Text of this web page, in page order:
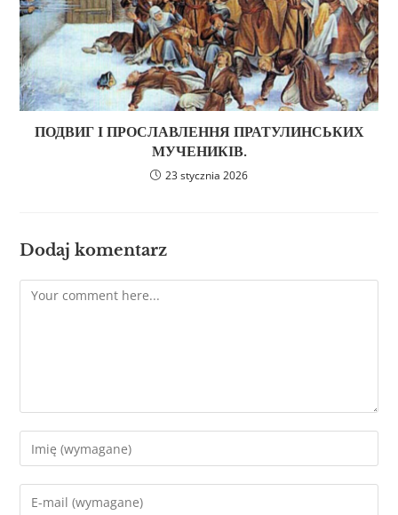
ПОДВИГ І ПРОСЛАВЛЕННЯ ПРАТУЛИНСЬКИХ
МУЧЕНИКІВ.
23 stycznia 2026
Dodaj komentarz